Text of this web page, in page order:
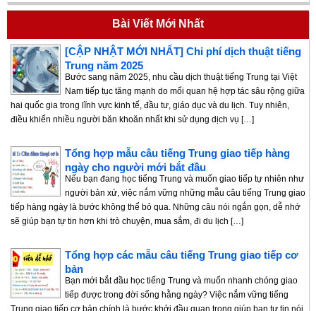
Bài Viết Mới Nhất
[CẬP NHẬT MỚI NHẤT] Chi phí dịch thuật tiếng
Trung năm 2025
Bước sang năm 2025, nhu cầu dịch thuật tiếng Trung tại Việt
Nam tiếp tục tăng mạnh do mối quan hệ hợp tác sâu rộng giữa
hai quốc gia trong lĩnh vực kinh tế, đầu tư, giáo dục và du lịch. Tuy nhiên,
điều khiến nhiều người băn khoăn nhất khi sử dụng dịch vụ […]
Tổng hợp mẫu câu tiếng Trung giao tiếp hàng
ngày cho người mới bắt đầu
Nếu bạn đang học tiếng Trung và muốn giao tiếp tự nhiên như
người bản xứ, việc nắm vững những mẫu câu tiếng Trung giao
tiếp hàng ngày là bước không thể bỏ qua. Những câu nói ngắn gọn, dễ nhớ
sẽ giúp bạn tự tin hơn khi trò chuyện, mua sắm, đi du lịch […]
Tổng hợp các mẫu câu tiếng Trung giao tiếp cơ
bản
Bạn mới bắt đầu học tiếng Trung và muốn nhanh chóng giao
tiếp được trong đời sống hằng ngày? Việc nắm vững tiếng